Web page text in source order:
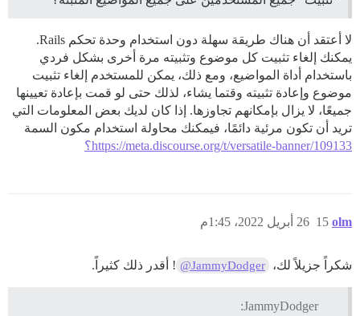
لا أعتقد أن هناك طريقة سهلة دون استخدام وحدة تحكم Rails.
يمكنك إلغاء تثبيت كل موضوع وتثبيته مرة أخرى بشكل فردي
باستخدام أداة المواضيع، ومع ذلك، يمكن للمستخدم إلغاء تثبيت
موضوع وإعادة تثبيته وقتما يشاء، لذلك حتى لو قمت بإعادة تعيينها
جميعًا، لا يزال بإمكانهم تجاوزها. إذا كان لديك بعض المعلومات التي
تريد أن تكون مرئية دائمًا، فيمكنك محاولة استخدام مكون السمة
https://meta.discourse.org/t/versatile-banner/109133؟
olm 26 أبريل 2022، 1:45م 15
شكراً جزيلاً لك، @JammyDodger ! أقدر ذلك كثيراً.
JammyDodger: